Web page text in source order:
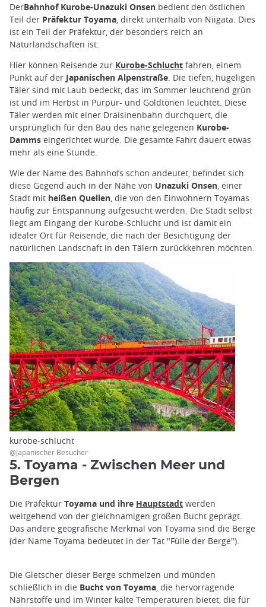
DerBahnhof Kurobe-Unazuki Onsen bedient den östlichen
Teil der Präfektur Toyama, direkt unterhalb von Niigata. Dies
ist ein Teil der Präfektur, der besonders reich an
Naturlandschaften ist.
Hier können Reisende zur Kurobe-Schlucht fahren, einem
Punkt auf der Japanischen Alpenstraße. Die tiefen, hügeligen
Täler sind mit Laub bedeckt, das im Sommer leuchtend grün
ist und im Herbst in Purpur- und Goldtönen leuchtet. Diese
Täler werden mit einer Draisinenbahn durchquert, die
ursprünglich für den Bau des nahe gelegenen Kurobe-
Damms eingerichtet wurde. Die gesamte Fahrt dauert etwas
mehr als eine Stunde.
Wie der Name des Bahnhofs schon andeutet, befindet sich
diese Gegend auch in der Nähe von Unazuki Onsen, einer
Stadt mit heißen Quellen, die von den Einwohnern Toyamas
häufig zur Entspannung aufgesucht werden. Die Stadt selbst
liegt am Eingang der Kurobe-Schlucht und ist damit ein
idealer Ort für Reisende, die nach der Besichtigung der
natürlichen Landschaft in den Tälern zurückkehren möchten.
kurobe-schlucht
@Japanischer Besucher
5. Toyama - Zwischen Meer und
Bergen
Die Präfektur Toyama und ihre Hauptstadt werden
weitgehend von der gleichnamigen großen Bucht geprägt.
Das andere geografische Merkmal von Toyama sind die Berge
(der Name Toyama bedeutet in der Tat "Fülle der Berge").
Die Gletscher dieser Berge schmelzen und münden
schließlich in die Bucht von Toyama , die hervorragende
Nährstoffe und im Winter kalte Temperaturen bietet, die für